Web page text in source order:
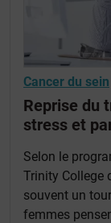
Cancer du sein
Reprise du
stress et
Selon le
Trinity College
souvent un
femmes